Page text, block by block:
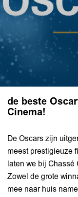
de beste
Cinema!
De Oscars zijn
meest prestigieuze
laten we bij Chassé
Zowel de grote
mee naar huis